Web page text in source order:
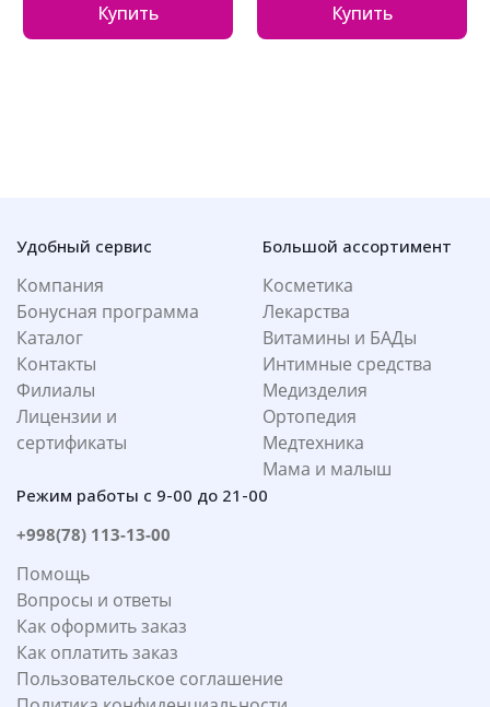
Купить Купить
Удобный сервис
Компания
Бонусная программа
Каталог
Контакты
Филиалы
Лицензии и
сертификаты
Большой ассортимент
Косметика
Лекарства
Витамины и БАДы
Интимные средства
Медизделия
Ортопедия
Медтехника
Мама и малыш
Режим работы с 9-00 до 21-00
+998(78) 113-13-00
Помощь
Вопросы и ответы
Как оформить заказ
Как оплатить заказ
Пользовательское соглашение